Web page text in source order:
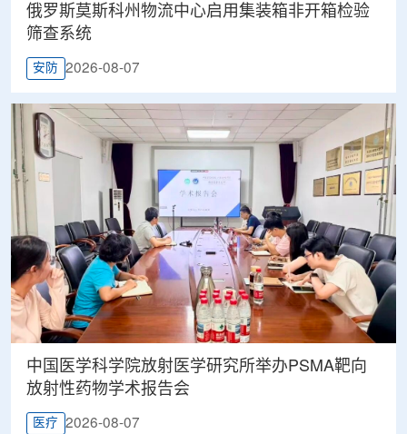
俄罗斯莫斯科州物流中心启用集装箱非开箱检验
筛查系统
安防 2026-08-07
中国医学科学院放射医学研究所举办PSMA靶向
放射性药物学术报告会
医疗 2026-08-07